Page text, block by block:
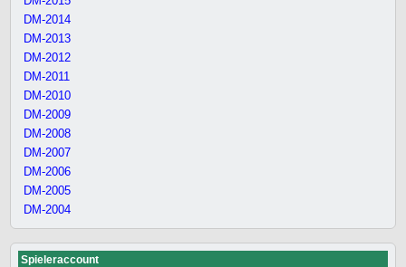
DM-2014
DM-2013
DM-2012
DM-2011
DM-2010
DM-2009
DM-2008
DM-2007
DM-2006
DM-2005
DM-2004
Spieleraccount